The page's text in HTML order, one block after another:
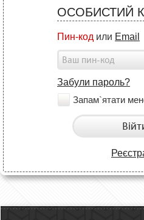
ОСОБИСТИЙ
Пин-код или Email
Забули пароль?
Запам`ятати